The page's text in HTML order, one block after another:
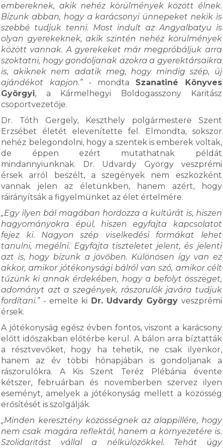
embereknek, akik nehéz körülmények között élnek.
Bízunk abban, hogy a karácsonyi ünnepeket nekik is
szebbé tudjuk tenni. Most indult az Angyalbatyu is
olyan gyerekeknek, akik szintén nehéz körülmények
között vannak. A gyerekeket már megpróbáljuk arra
szoktatni, hogy gondoljanak azokra a gyerektársaikra
is, akiknek nem adatik meg, hogy mindig szép, új
ajándékot kapjon.”- mondta Szanatiné Könyves
Györgyi, a Kármelhegyi Boldogasszony Karitász
csoportvezetője.
Dr. Tóth Gergely, Keszthely polgármestere Szent
Erzsébet életét elevenítette fel. Elmondta, sokszor
nehéz belegondolni, hogy a szentek is emberek voltak,
de éppen ezért mutathatnak példát
mindannyiunknak. Dr. Udvardy György veszprémi
érsek arról beszélt, a szegények nem eszközként
vannak jelen az életünkben, hanem azért, hogy
ráirányítsák a figyelmünket az élet értelmére.
„Egy ilyen bál magában hordozza a kultúrát is, hiszen
hagyományokra épül, hiszen egyfajta kapcsolatot
fejez ki. Nagyon szép viselkedési formákat lehet
tanulni, megélni. Egyfajta tiszteletet jelent, és jelenti
azt is, hogy bízunk a jövőben. Különösen így van ez
akkor, amikor jótékonysági bálról van szó, amikor célt
tűzünk ki annak érdekében, hogy a befolyt összeget,
adományt azt a szegények, rászorulók javára tudjuk
fordítani.”- emelte ki Dr. Udvardy György veszprémi
érsek.
A jótékonyság egész évben fontos, viszont a karácsony
előtt időszakban előtérbe kerül. A bálon arra bíztatták
a résztvevőket, hogy ha tehetik, ne csak ilyenkor,
hanem az év többi hónapjában is gondoljanak a
rászorulókra. A Kis Szent Teréz Plébánia évente
kétszer, februárban és novemberben szervez ilyen
eseményt, amelyek a jótékonyság mellett a közösség
erősítését is szolgálják.
„Minden keresztény közösségnek az alappillére, hogy
nem csak magára reflektál, hanem a környezetére is.
Szolidaritást vállal a nélkülözőkkel. Tehát úgy